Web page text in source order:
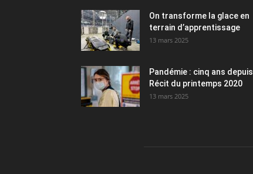
On transforme la glace en
terrain d’apprentissage
13 mars 2025
Pandémie : cinq ans depuis |
Récit du printemps 2020
13 mars 2025